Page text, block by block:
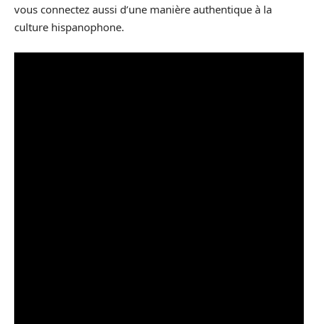
vous connectez aussi d’une manière authentique à la
culture hispanophone.